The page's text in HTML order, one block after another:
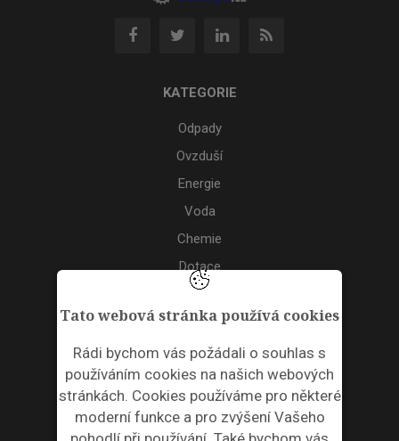
Tato webová stránka používá cookies
Rádi bychom vás požádali o souhlas s
používáním cookies na našich webových
stránkách. Cookies používáme pro některé
moderní funkce a pro zvýšení Vašeho
KATEGORIE
Odpady
Ovzduší
Energie
Voda
Chemie
Dotace
Akce
ODPADNÍ PLASTY
NEWSLETTER